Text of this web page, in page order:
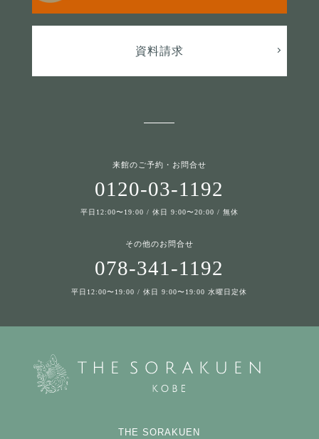
資料請求
来館のご予約・お問合せ
0120-03-1192
平日12:00〜19:00 / 休日 9:00〜20:00 / 無休
その他のお問合せ
078-341-1192
平日12:00〜19:00 / 休日 9:00〜19:00 水曜日定休
THE SORAKUEN